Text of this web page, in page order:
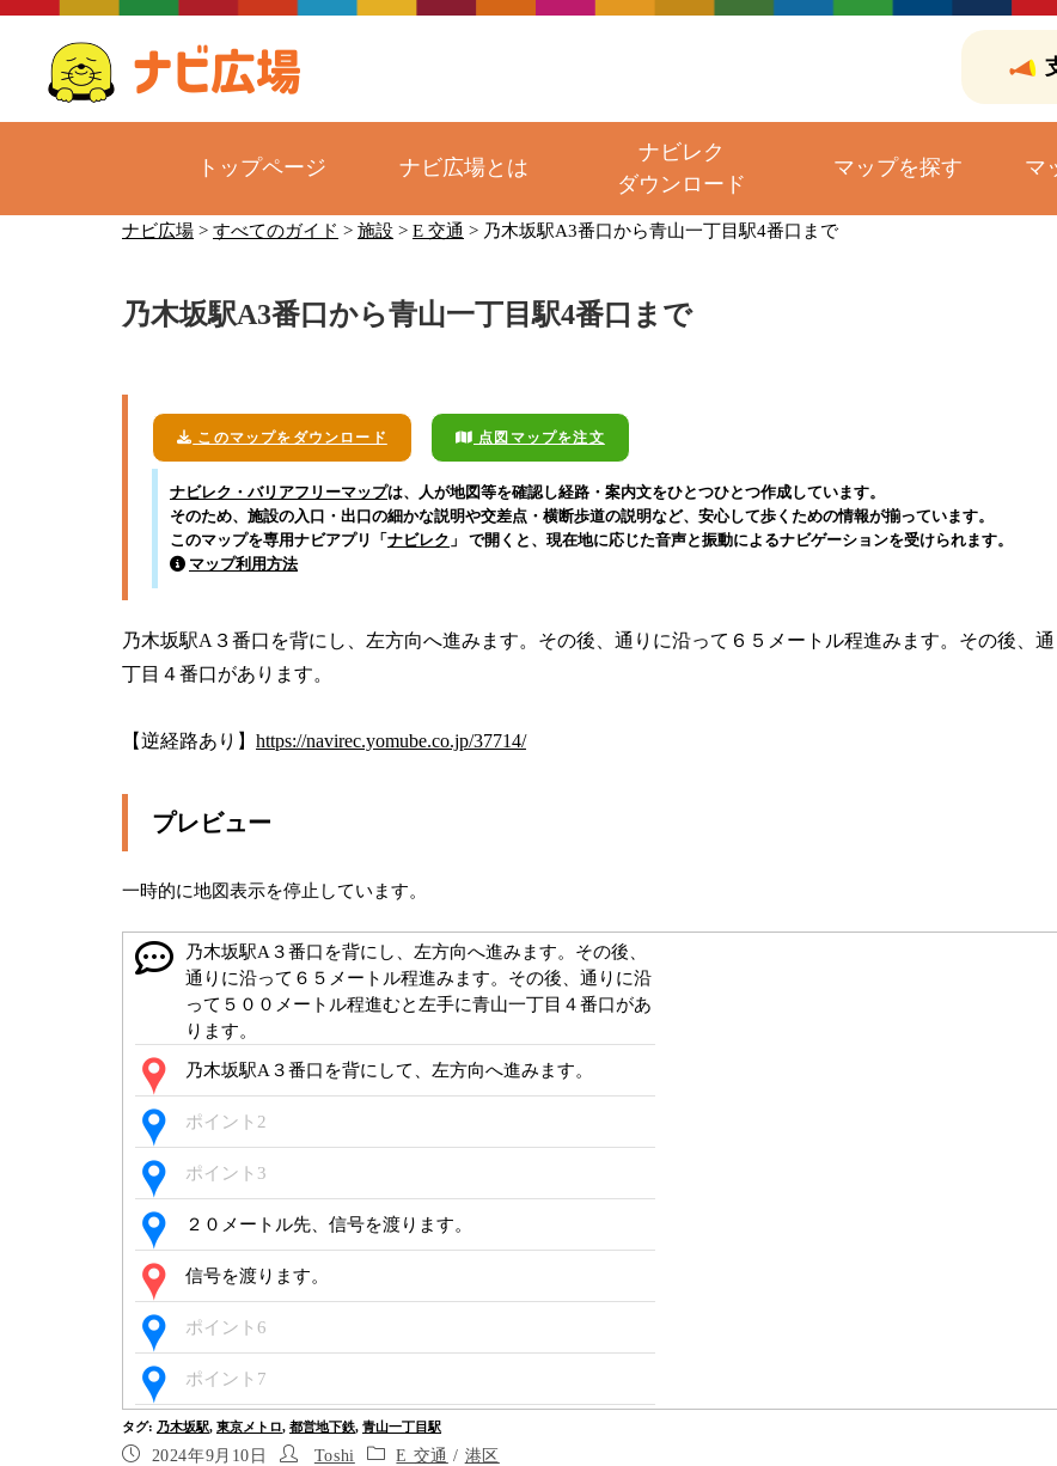
トップページ ナビ広場とは
ナビレク
ダウンロード
マップを探す マ
ナビ広場 > すべてのガイド > 施設 > E 交通 > 乃木坂駅A3番口から青山一丁目駅4番口まで
乃木坂駅A3番口から青山一丁目駅4番口まで
このマップをダウンロード 点図マップを注文
ナビレク・バリアフリーマップは、人が地図等を確認し経路・案内文をひとつひとつ作成しています。
そのため、施設の入口・出口の細かな説明や交差点・横断歩道の説明など、安心して歩くための情報が揃っています。
このマップを専用ナビアプリ「 ナビレク 」 で開くと、現在地に応じた音声と振動によるナビゲーションを受けられます。
マップ利用方法
乃木坂駅A３番口を背にし、左方向へ進みます。その後、通りに沿って６５メートル程進みます。その後、
丁目４番口があります。
【逆経路あり】 https://navirec.yomube.co.jp/37714/
プレビュー
一時的に地図表示を停止しています。
乃木坂駅A３番口を背にし、左方向へ進みます。その後、
通りに沿って６５メートル程進みます。その後、通りに沿
って５００メートル程進むと左手に青山一丁目４番口があ
ります。
乃木坂駅A３番口を背にして、左方向へ進みます。
ポイント2
ポイント3
２０メートル先、信号を渡ります。
信号を渡ります。
ポイント6
ポイント7
ポイント8
タグ: 乃木坂駅, 東京メトロ, 都営地下鉄, 青山一丁目駅
2024年9月10日 Toshi E 交通 / 港区